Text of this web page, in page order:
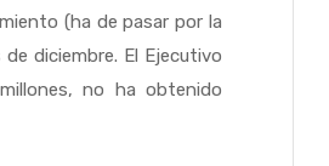
(ha de pasar por la
diciembre. El Ejecutivo
no ha obtenido